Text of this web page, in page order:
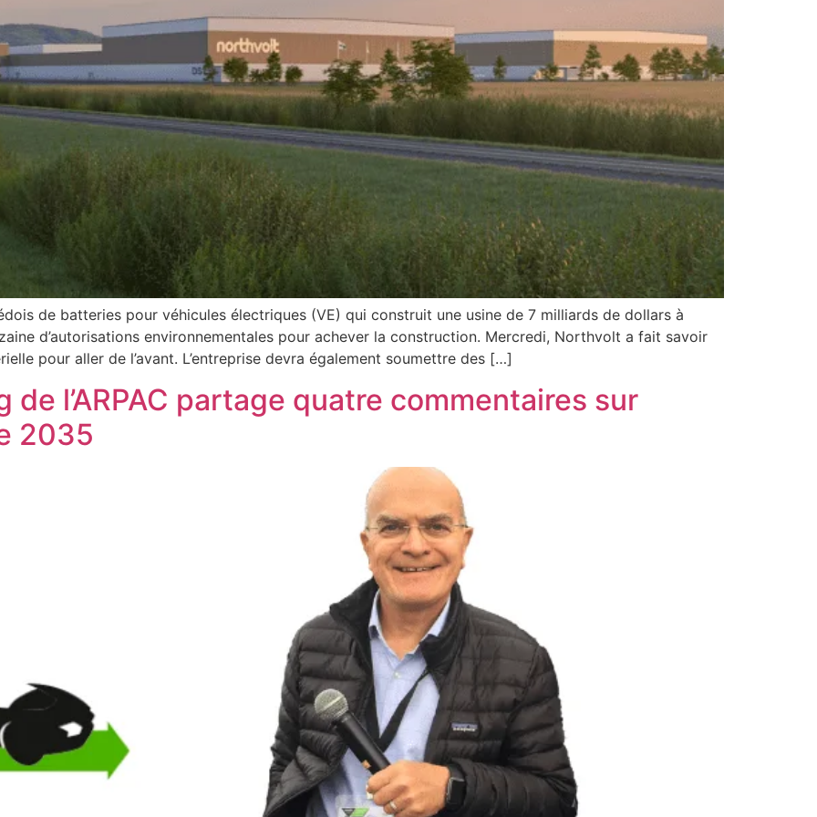
de batteries pour véhicules électriques (VE) qui construit une usine de 7 milliards de dollars à
d’autorisations environnementales pour achever la construction. Mercredi, Northvolt a fait savoir
pour aller de l’avant. L’entreprise devra également soumettre des […]
l’ARPAC partage quatre commentaires sur
2035